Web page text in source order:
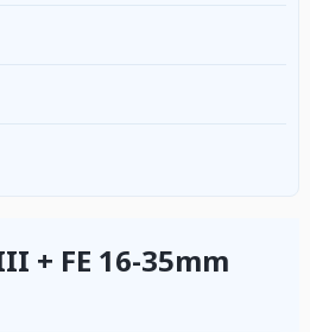
+ FE 16-35mm